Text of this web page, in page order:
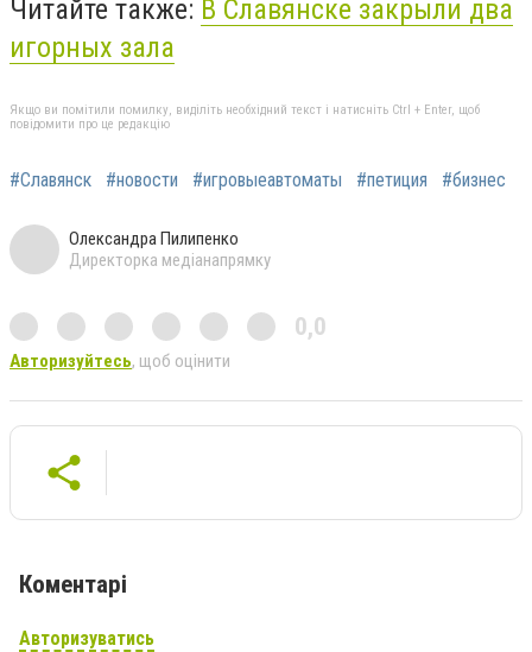
Читайте также: В Славянске закрыли два
игорных зала
Якщо ви помітили помилку, виділіть необхідний текст і натисніть Ctrl + Enter, щоб
повідомити про це редакцію
#Славянск #новости #игровыеавтоматы #петиция #бизнес
Олександра Пилипенко
Директорка медіанапрямку
0,0
Авторизуйтесь, щоб оцінити
Коментарі
Авторизуватись